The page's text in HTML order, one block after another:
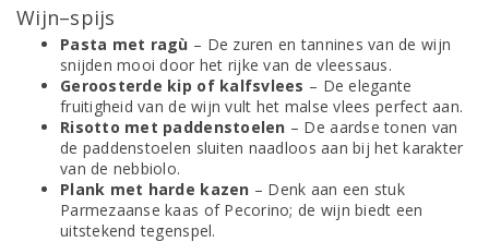
Wijn–spijs
Pasta met ragù – De zuren en tannines van de wijn
snijden mooi door het rijke van de vleessaus.
Geroosterde kip of kalfsvlees – De elegante
fruitigheid van de wijn vult het malse vlees perfect aan.
Risotto met paddenstoelen – De aardse tonen van
de paddenstoelen sluiten naadloos aan bij het karakter
van de nebbiolo.
Plank met harde kazen – Denk aan een stuk
Parmezaanse kaas of Pecorino; de wijn biedt een
uitstekend tegenspel.